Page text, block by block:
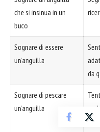
che si insinua in un
buco
Sognare di essere
un'anguilla
da
Sognare di pescare
un'anguilla